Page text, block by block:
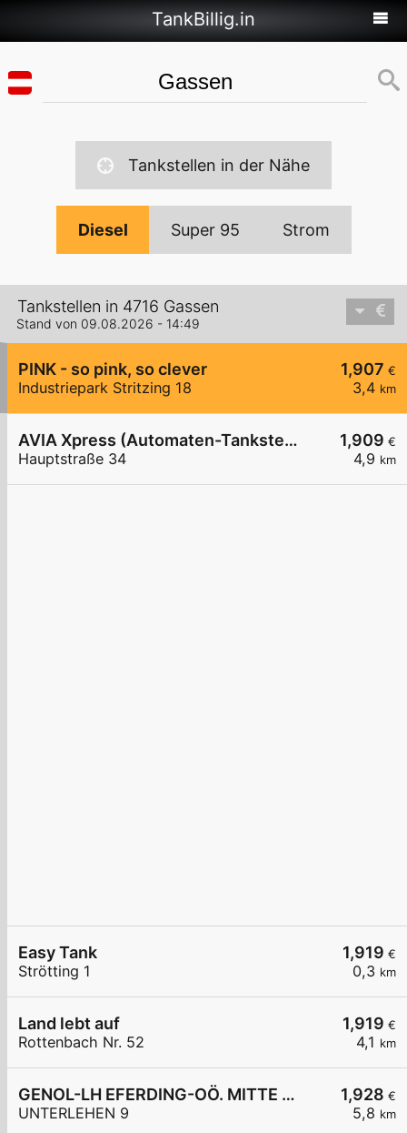
TankBillig.in
Tankstellen in der Nähe
Diesel Super 95 Strom
Tankstellen in 4716 Gassen
Stand von 09.08.2026 - 14:49
1,907 €
3,4 km
PINK - so pink, so clever
Industriepark Stritzing 18
1,909 €
4,9 km
AVIA Xpress (Automaten-Tankstelle)
Hauptstraße 34
1,919 €
0,3 km
Easy Tank
Strötting 1
1,919 €
4,1 km
Land lebt auf
Rottenbach Nr. 52
1,928 €
5,8 km
GENOL-LH EFERDING-OÖ. MITTE eGen
UNTERLEHEN 9